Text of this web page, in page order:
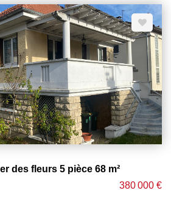
IMMOBILIER CEGEY -------------
VENDEUR ------------------------ -
des fleurs 5 pièce 68 m²
380 000 €